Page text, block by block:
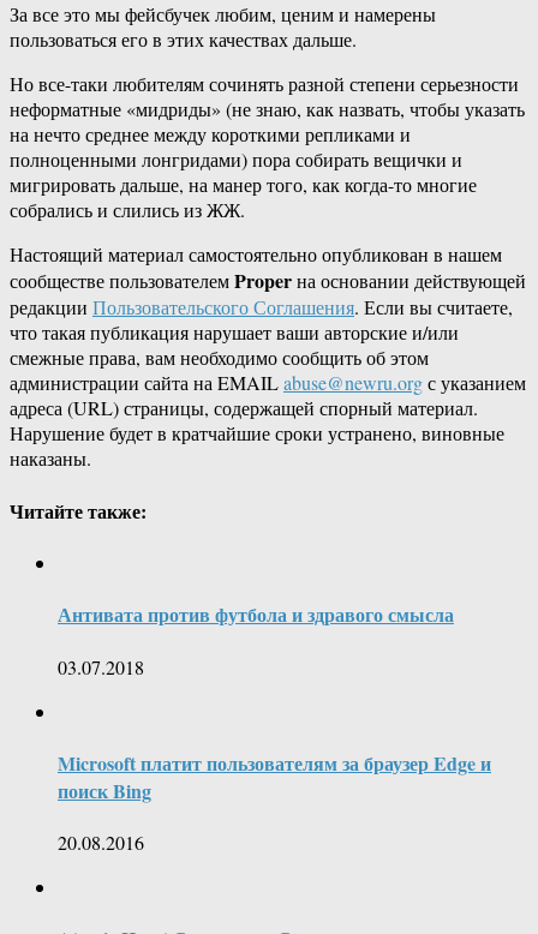
За все это мы фейсбучек любим, ценим и намерены
пользоваться его в этих качествах дальше.
Но все-таки любителям сочинять разной степени серьезности
неформатные «мидриды» (не знаю, как назвать, чтобы указать
на нечто среднее между короткими репликами и
полноценными лонгридами) пора собирать вещички и
мигрировать дальше, на манер того, как когда-то многие
собрались и слились из ЖЖ.
Настоящий материал самостоятельно опубликован в нашем
сообществе пользователемProperна основании действующей
редакции Пользовательского Соглашения. Если вы считаете,
что такая публикация нарушает ваши авторские и/или
смежные права, вам необходимо сообщить об этом
администрации сайта на EMAILabuse@newru.orgс указанием
адреса (URL) страницы, содержащей спорный материал.
Нарушение будет в кратчайшие сроки устранено, виновные
наказаны.
Читайте также:
Антивата против футбола и здравого смысла
03.07.2018
Microsoft платит пользователям за браузер Edge и
поиск Bing
20.08.2016